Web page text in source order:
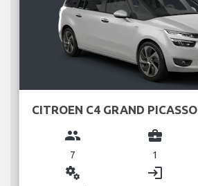
CITROEN C4 GRAND PICASSO
group
7
business_center
1
miscellaneous_services login